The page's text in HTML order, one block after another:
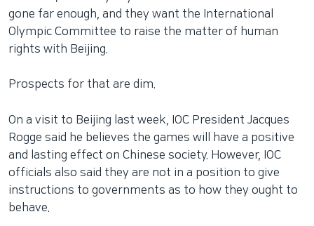
gone far enough, and they want the International
Olympic Committee to raise the matter of human
rights with Beijing.
Prospects for that are dim.
On a visit to Beijing last week, IOC President Jacques
Rogge said he believes the games will have a positive
and lasting effect on Chinese society. However, IOC
officials also said they are not in a position to give
instructions to governments as to how they ought to
behave.